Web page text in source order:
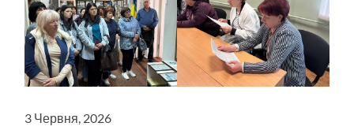
3 Червня, 2026